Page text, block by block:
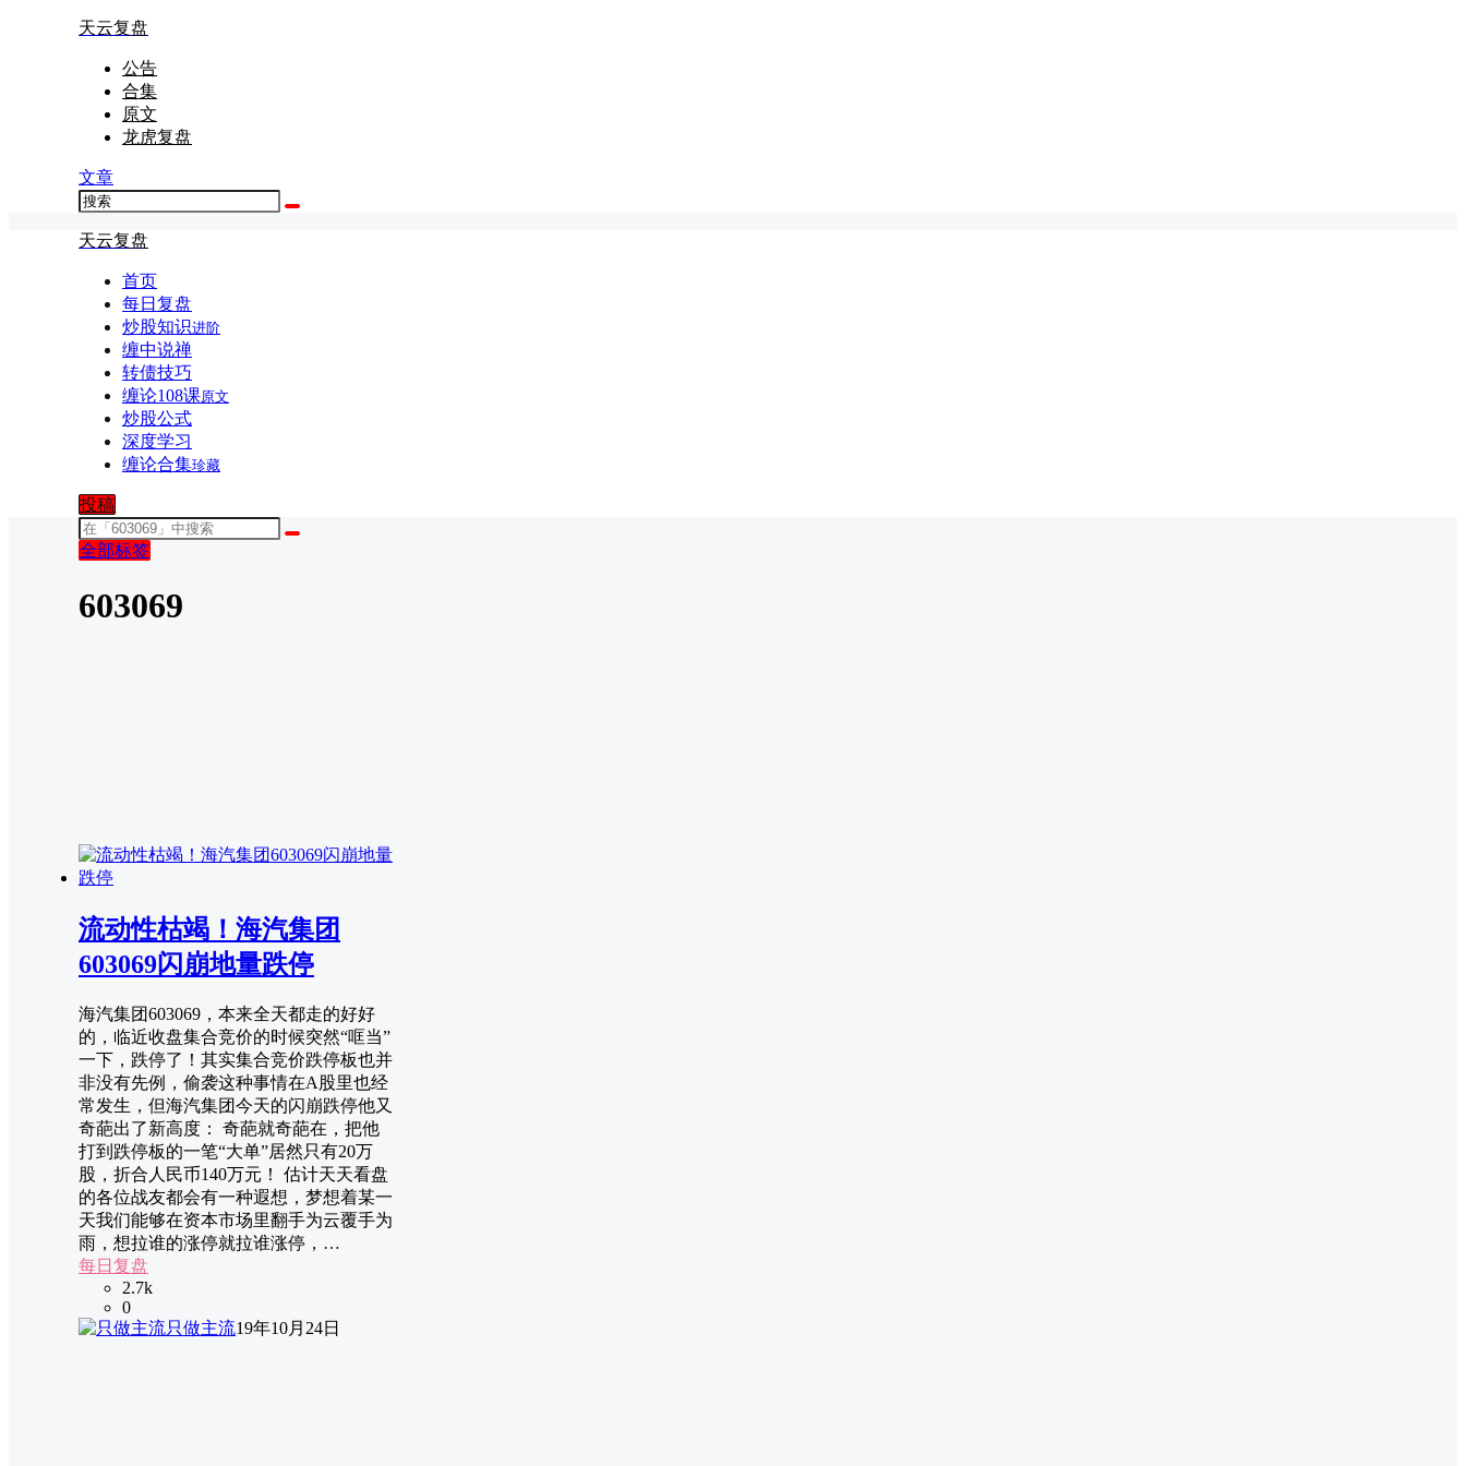
天云复盘
公告
合集
原文
龙虎复盘
文章
天云复盘
首页
每日复盘
炒股知识进阶
缠中说禅
转债技巧
缠论108课原文
炒股公式
深度学习
缠论合集珍藏
投稿
全部标签
603069
流动性枯竭！海汽集团
603069闪崩地量跌停
海汽集团603069，本来全天都走的好好
的，临近收盘集合竞价的时候突然“哐当”
一下，跌停了！其实集合竞价跌停板也并
非没有先例，偷袭这种事情在A股里也经
常发生，但海汽集团今天的闪崩跌停他又
奇葩出了新高度： 奇葩就奇葩在，把他
打到跌停板的一笔“大单”居然只有20万
股，折合人民币140万元！ 估计天天看盘
的各位战友都会有一种遐想，梦想着某一
天我们能够在资本市场里翻手为云覆手为
雨，想拉谁的涨停就拉谁涨停，…
每日复盘
2.7k
0
只做主流19年10月24日